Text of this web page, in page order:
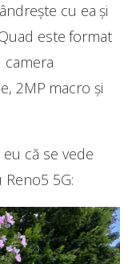
cu ea și
este format
2MP macro și
că se vede
5G: